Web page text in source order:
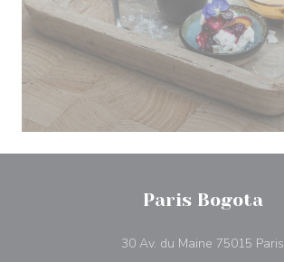
Paris Bogota
30 Av. du Maine 75015 Paris